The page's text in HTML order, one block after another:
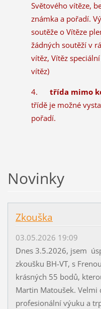
Světového vítěze,
známka a pořadí.
soutěže o Vítěze
žádných soutěží v
vítěz, Vítěz
vítěz)
4.třída mimo
třídě je možné
pořadí.
Novinky
Zkouška
03.05.2026 19:09
Dnes 3.5.2026, jsem
zkoušku BH-VT, s
krásných 55 bodů,
Martin Matoušek. Velmi
profesionální výuku a